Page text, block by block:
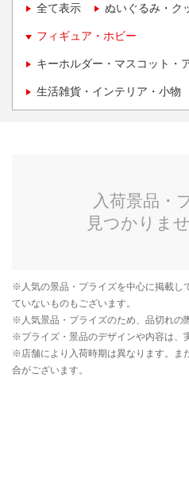
全て表示 ぬいぐるみ・ク
フィギュア・ホビー
キーホルダー・マスコット・
生活雑貨・インテリア・小物